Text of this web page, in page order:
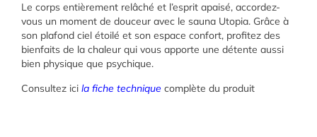
Le corps entièrement relâché et l’esprit apaisé, accordez-
vous un moment de douceur avec le sauna Utopia. Grâce à
son plafond ciel étoilé et son espace confort, profitez des
bienfaits de la chaleur qui vous apporte une détente aussi
bien physique que psychique.
Consultez ici la fiche technique complète du produit